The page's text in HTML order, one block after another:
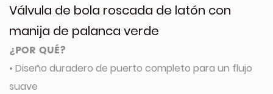
Válvula de bola roscada de latón con
manija de palanca verde
¿POR QUÉ?
• Diseño duradero de puerto completo para un flujo
suave